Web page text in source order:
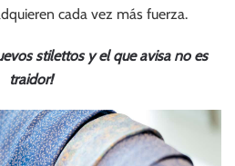
cada vez más fuerza.
stilettos y el que avisa no es
traidor!